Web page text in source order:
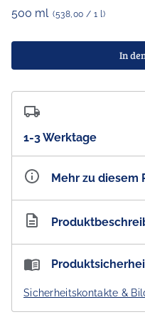
500 ml (538,00 / 1 l)
In
1-3 Werktage
Mehr zu diesem
Artikelnummer
Nant Tasmanian
Sicherheitskontakte &